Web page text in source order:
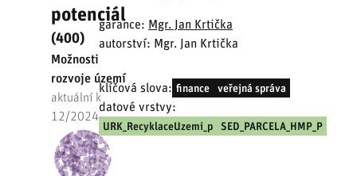
potenciál
(400)
Možnosti
rozvoje území
aktuální k
12/2024
garance: Mgr. Jan Krtička
autorství: Mgr. Jan Krtička
klíčová slova: finance veřejná správa
datové vrstvy:
URK_RecyklaceUzemi_p SED_PARCELA_HMP_P